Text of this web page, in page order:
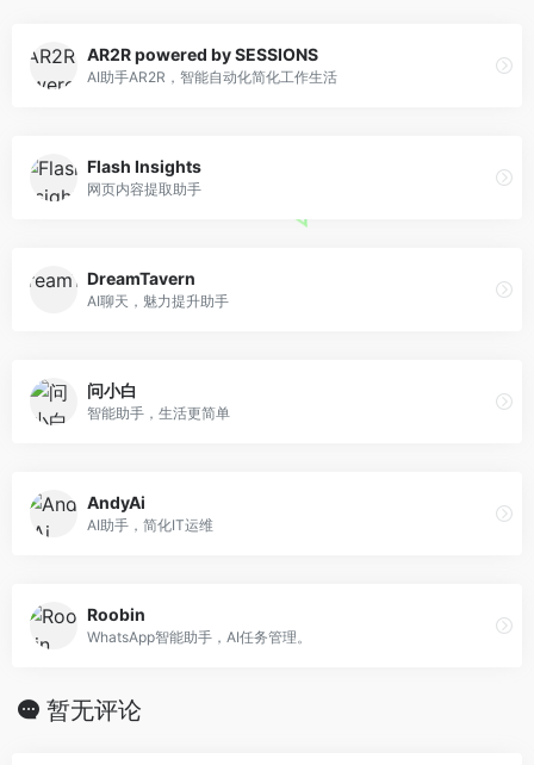
AR2R powered by SESSIONS
AI助手AR2R，智能自动化简化工作生活
Flash Insights
网页内容提取助手
DreamTavern
AI聊天，魅力提升助手
问小白
智能助手，生活更简单
AndyAi
AI助手，简化IT运维
Roobin
WhatsApp智能助手，AI任务管理。
暂无评论